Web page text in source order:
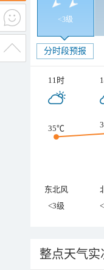
<3级
分时段预报
11时
35℃
东北风
<3级
整点天气实